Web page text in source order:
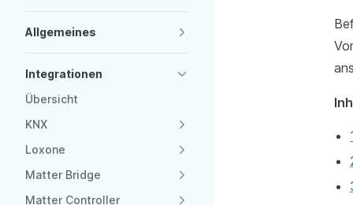
Allgemeines
Integrationen
Übersicht
KNX
Loxone
Matter Bridge
Matter Controller